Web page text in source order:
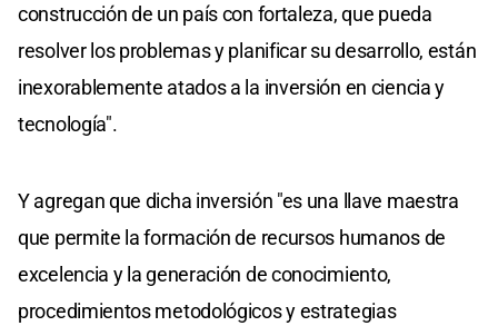
construcción de un país con fortaleza, que pueda
resolver los problemas y planificar su desarrollo, están
inexorablemente atados a la inversión en ciencia y
tecnología".
Y agregan que dicha inversión "es una llave maestra
que permite la formación de recursos humanos de
excelencia y la generación de conocimiento,
procedimientos metodológicos y estrategias